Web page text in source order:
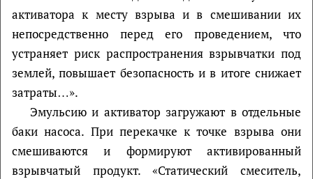
активатора к месту взрыва и в смешивании их
непосредственно перед его проведением, что
устраняет риск распространения взрывчатки под
землей, повышает безопасность и в итоге снижает
затраты…».
Эмульсию и активатор загружают в отдельные
баки насоса. При перекачке к точке взрыва они
смешиваются и формируют активированный
взрывчатый продукт. «Статический смеситель,